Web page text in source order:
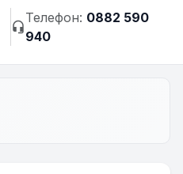
headset_mic
Телефон: 0882 590
940